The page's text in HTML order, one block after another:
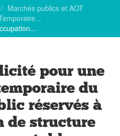
Marchés publics et AOT
pour une
du
réservés à
de structure